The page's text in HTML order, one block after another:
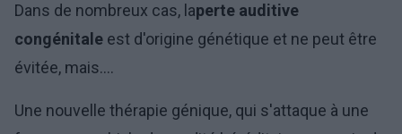
Dans de nombreux cas, laperte auditive
congénitale est d'origine génétique et ne peut être
évitée, mais....
Une nouvelle thérapie génique, qui s'attaque à une